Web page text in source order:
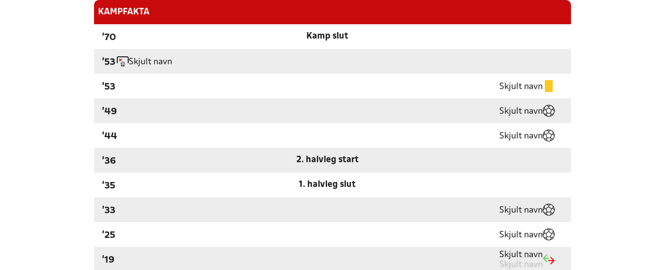
KAMPFAKTA
'70 Kamp slut
'53 Skjult navn
'53 Skjult navn
'49 Skjult navn
'44 Skjult navn
'36 2. halvleg start
'35 1. halvleg slut
'33 Skjult navn
'25 Skjult navn
'19
Skjult navn
Skjult navn